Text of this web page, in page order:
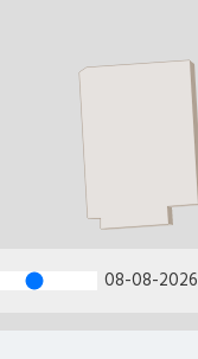
08-08-2026